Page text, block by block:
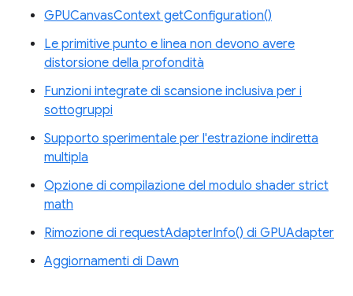
GPUCanvasContext getConfiguration()
Le primitive punto e linea non devono avere
distorsione della profondità
Funzioni integrate di scansione inclusiva per i
sottogruppi
Supporto sperimentale per l'estrazione indiretta
multipla
Opzione di compilazione del modulo shader strict
math
Rimozione di requestAdapterInfo() di GPUAdapter
Aggiornamenti di Dawn